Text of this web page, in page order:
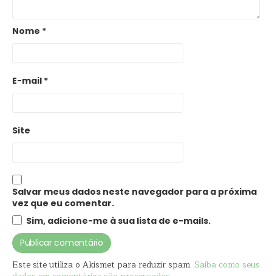
Nome *
E-mail *
Site
Salvar meus dados neste navegador para a próxima
vez que eu comentar.
Sim, adicione-me à sua lista de e-mails.
Este site utiliza o Akismet para reduzir spam. Saiba como seus